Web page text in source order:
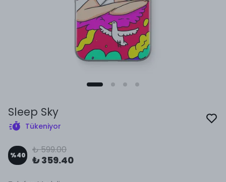
Sleep Sky
Tükeniyor
%40 ₺ 599.00
₺ 359.40